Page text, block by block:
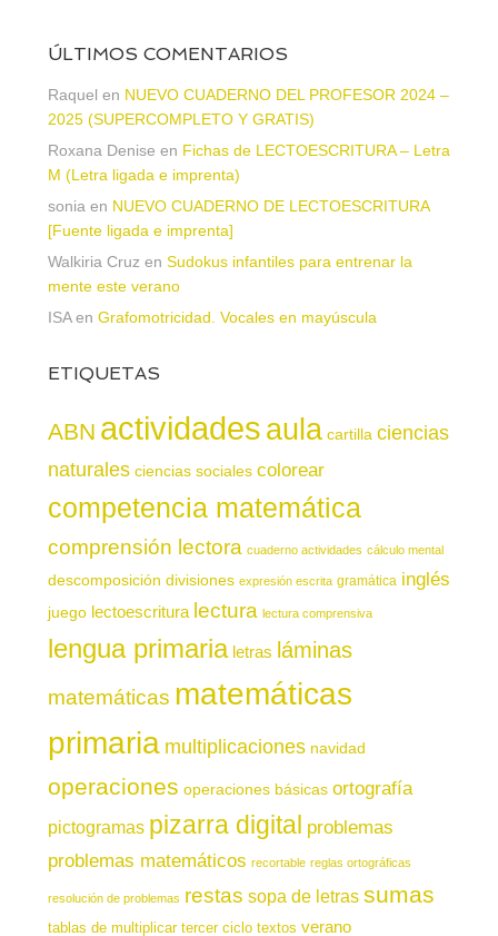
ÚLTIMOS COMENTARIOS
Raquel en NUEVO CUADERNO DEL PROFESOR 2024 –
2025 (SUPERCOMPLETO Y GRATIS)
Roxana Denise en Fichas de LECTOESCRITURA – Letra
M (Letra ligada e imprenta)
soniaen NUEVO CUADERNO DE LECTOESCRITURA
[Fuente ligada e imprenta]
Walkiria Cruzen Sudokus infantiles para entrenar la
mente este verano
ISAen Grafomotricidad. Vocales en mayúscula
ETIQUETAS
ABN actividadesaula cartilla ciencias
naturales ciencias sociales colorear
competencia matemática
comprensión lectora cuaderno actividades cálculo mental
descomposición divisiones expresión escrita gramática inglés
juego lectoescritura lectura lectura comprensiva
lengua primaria letras láminas
matemáticas matemáticas
primaria multiplicaciones navidad
operaciones operaciones básicas ortografía
pictogramas pizarra digital problemas
problemas matemáticos recortable reglas ortográficas
resolución de problemas restas sopa de letras sumas
tablas de multiplicar tercer ciclo textos verano